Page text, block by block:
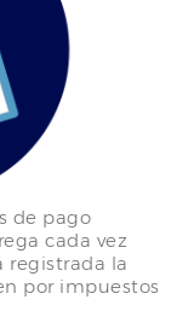
de pago
cada vez
registrada la
por impuestos